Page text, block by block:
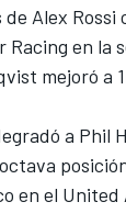
Alex Rossi
Racing en la
mejoró a
a Phil
en el United